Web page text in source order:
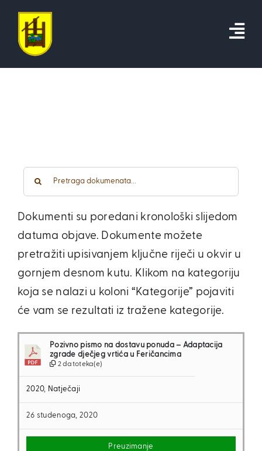
content
Traži...
Dokumenti su poredani kronološki slijedom
datuma objave. Dokumente možete
pretražiti upisivanjem ključne riječi u okvir u
gornjem desnom kutu. Klikom na kategoriju
koja se nalazi u koloni “Kategorije” pojaviti
će vam se rezultati iz tražene kategorije.
Pozivno pismo na dostavu ponuda – Adaptacija
zgrade dječjeg vrtića u Feričancima
2 datoteka(e)
2020, Natječaji
26 studenoga, 2020
Preuzimanje